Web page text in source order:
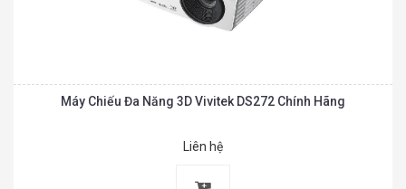
Máy Chiếu Đa Năng 3D Vivitek DS272 Chính Hãng
Liên hệ